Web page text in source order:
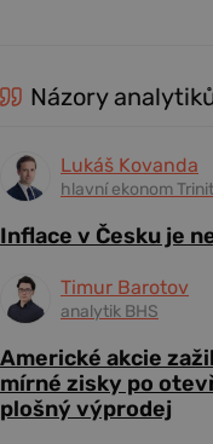
Názory
Lukáš Kovanda
hlavní ekonom
Inflace v Česku je
Timur Barotov
analytik BHS
Americké akcie
mírné zisky po
plošný výprodej